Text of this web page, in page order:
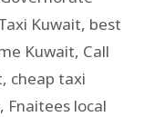
Kuwait, best
Kuwait, Call
, cheap taxi
, Fnaitees local